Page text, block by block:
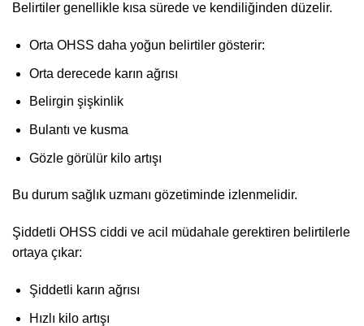
Belirtiler genellikle kısa sürede ve kendiliğinden düzelir.
Orta OHSS daha yoğun belirtiler gösterir:
Orta derecede karın ağrısı
Belirgin şişkinlik
Bulantı ve kusma
Gözle görülür kilo artışı
Bu durum sağlık uzmanı gözetiminde izlenmelidir.
Şiddetli OHSS ciddi ve acil müdahale gerektiren belirtilerle
ortaya çıkar:
Şiddetli karın ağrısı
Hızlı kilo artışı